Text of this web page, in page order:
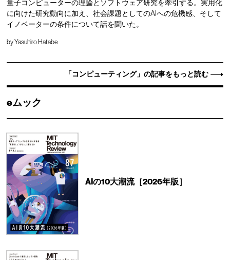
量子コンピューターの理論とソフトウェア研究を牽引する。実用化
に向けた研究動向に加え、社会課題としてのAIへの危機感、そして
イノベーターの条件について話を聞いた。
byYasuhiro Hatabe
「コンピューティング」の記事をもっと読む
eムック
AIの10大潮流［2026年版］